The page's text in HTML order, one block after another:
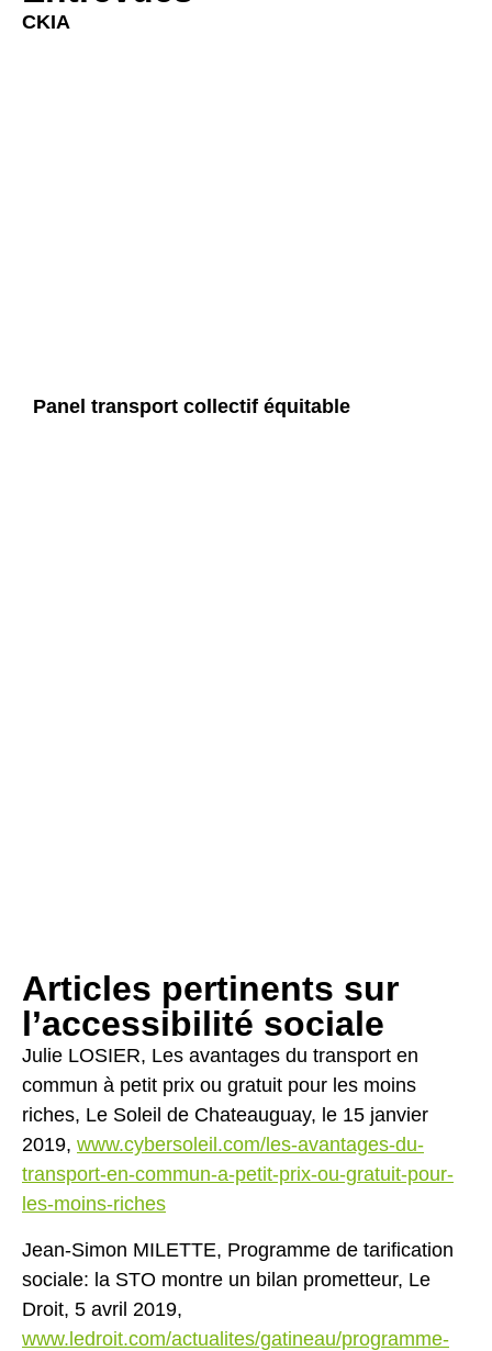
CKIA
Panel transport collectif équitable
Articles pertinents sur
l’accessibilité sociale
Julie LOSIER, Les avantages du transport en
commun à petit prix ou gratuit pour les moins
riches, Le Soleil de Chateauguay, le 15 janvier
2019, www.cybersoleil.com/les-avantages-du-
transport-en-commun-a-petit-prix-ou-gratuit-pour-
les-moins-riches
Jean-Simon MILETTE, Programme de tarification
sociale: la STO montre un bilan prometteur, Le
Droit, 5 avril 2019,
www.ledroit.com/actualites/gatineau/programme-